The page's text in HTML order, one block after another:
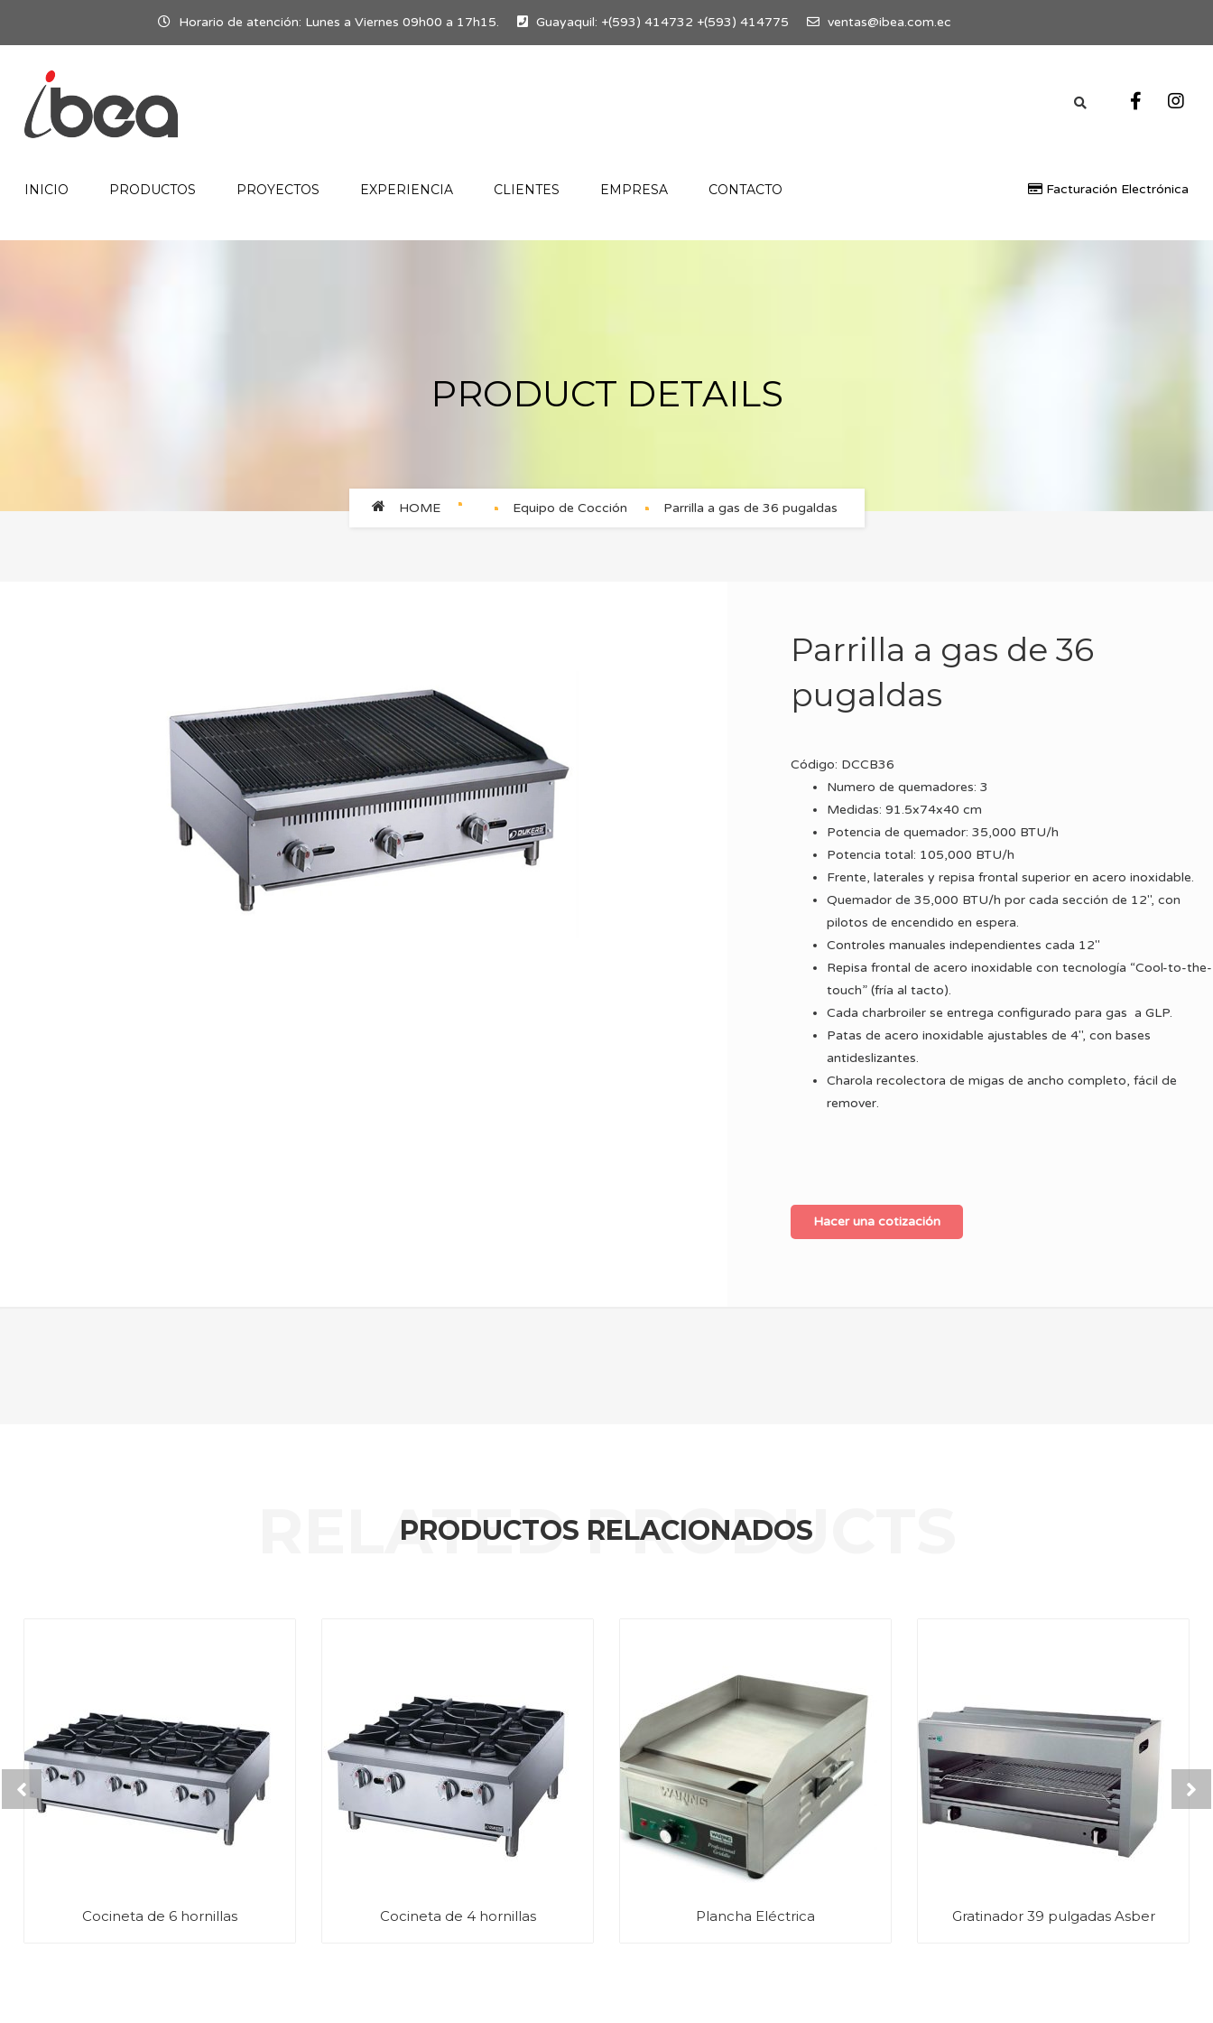
Horario de atención: Lunes a Viernes 09h00 a 17h15. Guayaquil: +(593) 414732 +(593) 414775 ventas@ibea.com.ec
INICIO PRODUCTOS PROYECTOS EXPERIENCIA CLIENTES EMPRESA CONTACTO Facturación Electrónica
PRODUCT DETAILS
HOME Equipo de Cocción Parrilla a gas de 36 pugaldas
Parrilla a gas de 36
pugaldas
Código: DCCB36
Numero de quemadores: 3
Medidas: 91.5x74x40 cm
Potencia de quemador: 35,000 BTU/h
Potencia total: 105,000 BTU/h
Frente, laterales y repisa frontal superior en acero inoxidable.
Quemador de 35,000 BTU/h por cada sección de 12″, con
pilotos de encendido en espera.
Controles manuales independientes cada 12″
Repisa frontal de acero inoxidable con tecnología “Cool-to-the-
touch” (fría al tacto).
Cada charbroiler se entrega configurado para gas a GLP.
Patas de acero inoxidable ajustables de 4″, con bases
antideslizantes.
Charola recolectora de migas de ancho completo, fácil de
remover.
Hacer una cotización
PRODUCTOS RELACIONADOS
Cocineta de 6 hornillas Cocineta de 4 hornillas Plancha Eléctrica Gratinador 39 pulgadas Asber